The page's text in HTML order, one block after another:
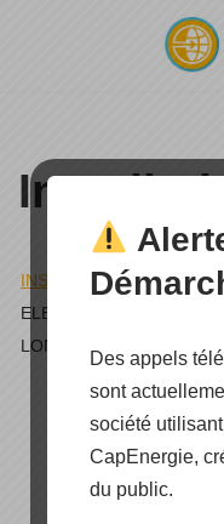
INSTALLATION SITE
ELECTRIFICATION
LOMBOK INDONÉSIE
Des appels
sont
société
CapEnergie,
du public.